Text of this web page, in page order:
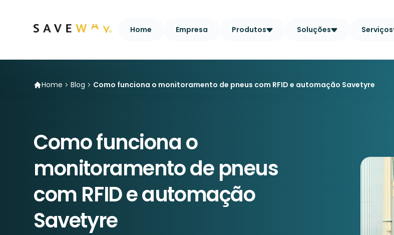
Home Empresa Produtos Soluções Serviços
Home Blog Como funciona o monitoramento de pneus com RFID e automação Savetyre
Como funciona o
monitoramento de pneus
com RFID e automação
Savetyre